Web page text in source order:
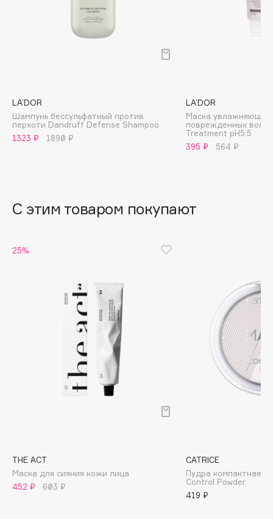
Basicare
Batiste
Beauty Bomb
Bebble
Boadicea The Victorious
by TERRY
BY WISHTREND
LA’DOR
Шампунь бессульфатный против
перхоти Dandruff Defense Shampoo
1323 ₽
1890 ₽
LA’DOR
Маска увлажняющая
поврежденных
Treatment pH5.5
395 ₽
564 ₽
С этим товаром покупают
25%
THE ACT
Маска для сияния кожи лица
452 ₽
603 ₽
CATRICE
Пудра компактная
Control Powder
419 ₽